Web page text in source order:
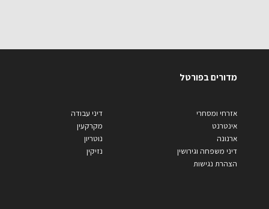
מדורים בפורטל
אזרחי ומסחרי
אינטרנט
ארנונה
דיני משפחה וגירושין
הצהרת נגישות
דיני עבודה
מקרקעין
נוטריון
נזיקין